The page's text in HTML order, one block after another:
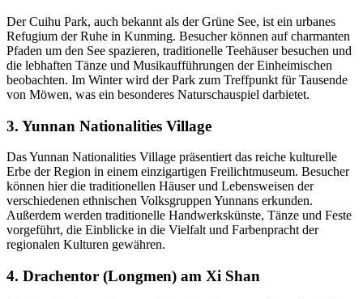
Der Cuihu Park, auch bekannt als der Grüne See, ist ein urbanes
Refugium der Ruhe in Kunming. Besucher können auf charmanten
Pfaden um den See spazieren, traditionelle Teehäuser besuchen und
die lebhaften Tänze und Musikaufführungen der Einheimischen
beobachten. Im Winter wird der Park zum Treffpunkt für Tausende
von Möwen, was ein besonderes Naturschauspiel darbietet.
3. Yunnan Nationalities Village
Das Yunnan Nationalities Village präsentiert das reiche kulturelle
Erbe der Region in einem einzigartigen Freilichtmuseum. Besucher
können hier die traditionellen Häuser und Lebensweisen der
verschiedenen ethnischen Volksgruppen Yunnans erkunden.
Außerdem werden traditionelle Handwerkskünste, Tänze und Feste
vorgeführt, die Einblicke in die Vielfalt und Farbenpracht der
regionalen Kulturen gewähren.
4. Drachentor (Longmen) am Xi Shan